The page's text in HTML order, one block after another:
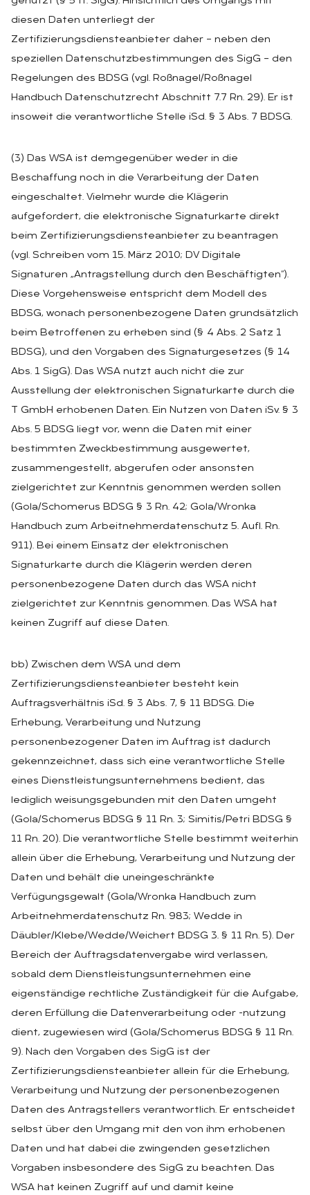
diesen Daten unterliegt der
Zertifizierungsdiensteanbieter daher – neben den
speziellen Datenschutzbestimmungen des SigG – den
Regelungen des BDSG (vgl. Roßnagel/Roßnagel
Handbuch Datenschutzrecht Abschnitt 7.7 Rn. 29). Er ist
insoweit die verantwortliche Stelle iSd. § 3 Abs. 7 BDSG.
(3) Das WSA ist demgegenüber weder in die
Beschaffung noch in die Verarbeitung der Daten
eingeschaltet. Vielmehr wurde die Klägerin
aufgefordert, die elektronische Signaturkarte direkt
beim Zertifizierungsdiensteanbieter zu beantragen
(vgl. Schreiben vom 15. März 2010; DV Digitale
Signaturen „Antragstellung durch den Beschäftigten“).
Diese Vorgehensweise entspricht dem Modell des
BDSG, wonach personenbezogene Daten grundsätzlich
beim Betroffenen zu erheben sind (§ 4 Abs. 2 Satz 1
BDSG), und den Vorgaben des Signaturgesetzes (§ 14
Abs. 1 SigG). Das WSA nutzt auch nicht die zur
Ausstellung der elektronischen Signaturkarte durch die
T GmbH erhobenen Daten. Ein Nutzen von Daten iSv. § 3
Abs. 5 BDSG liegt vor, wenn die Daten mit einer
bestimmten Zweckbestimmung ausgewertet,
zusammengestellt, abgerufen oder ansonsten
zielgerichtet zur Kenntnis genommen werden sollen
(Gola/Schomerus BDSG § 3 Rn. 42; Gola/Wronka
Handbuch zum Arbeitnehmerdatenschutz 5. Aufl. Rn.
911). Bei einem Einsatz der elektronischen
Signaturkarte durch die Klägerin werden deren
personenbezogene Daten durch das WSA nicht
zielgerichtet zur Kenntnis genommen. Das WSA hat
keinen Zugriff auf diese Daten.
bb) Zwischen dem WSA und dem
Zertifizierungsdiensteanbieter besteht kein
Auftragsverhältnis iSd. § 3 Abs. 7, § 11 BDSG. Die
Erhebung, Verarbeitung und Nutzung
personenbezogener Daten im Auftrag ist dadurch
gekennzeichnet, dass sich eine verantwortliche Stelle
eines Dienstleistungsunternehmens bedient, das
lediglich weisungsgebunden mit den Daten umgeht
(Gola/Schomerus BDSG § 11 Rn. 3; Simitis/Petri BDSG §
11 Rn. 20). Die verantwortliche Stelle bestimmt weiterhin
allein über die Erhebung, Verarbeitung und Nutzung der
Daten und behält die uneingeschränkte
Verfügungsgewalt (Gola/Wronka Handbuch zum
Arbeitnehmerdatenschutz Rn. 983; Wedde in
Däubler/Klebe/Wedde/Weichert BDSG 3. § 11 Rn. 5). Der
Bereich der Auftragsdatenvergabe wird verlassen,
sobald dem Dienstleistungsunternehmen eine
eigenständige rechtliche Zuständigkeit für die Aufgabe,
deren Erfüllung die Datenverarbeitung oder -nutzung
dient, zugewiesen wird (Gola/Schomerus BDSG § 11 Rn.
9). Nach den Vorgaben des SigG ist der
Zertifizierungsdiensteanbieter allein für die Erhebung,
Verarbeitung und Nutzung der personenbezogenen
Daten des Antragstellers verantwortlich. Er entscheidet
selbst über den Umgang mit den von ihm erhobenen
Daten und hat dabei die zwingenden gesetzlichen
Vorgaben insbesondere des SigG zu beachten. Das
WSA hat keinen Zugriff auf und damit keine